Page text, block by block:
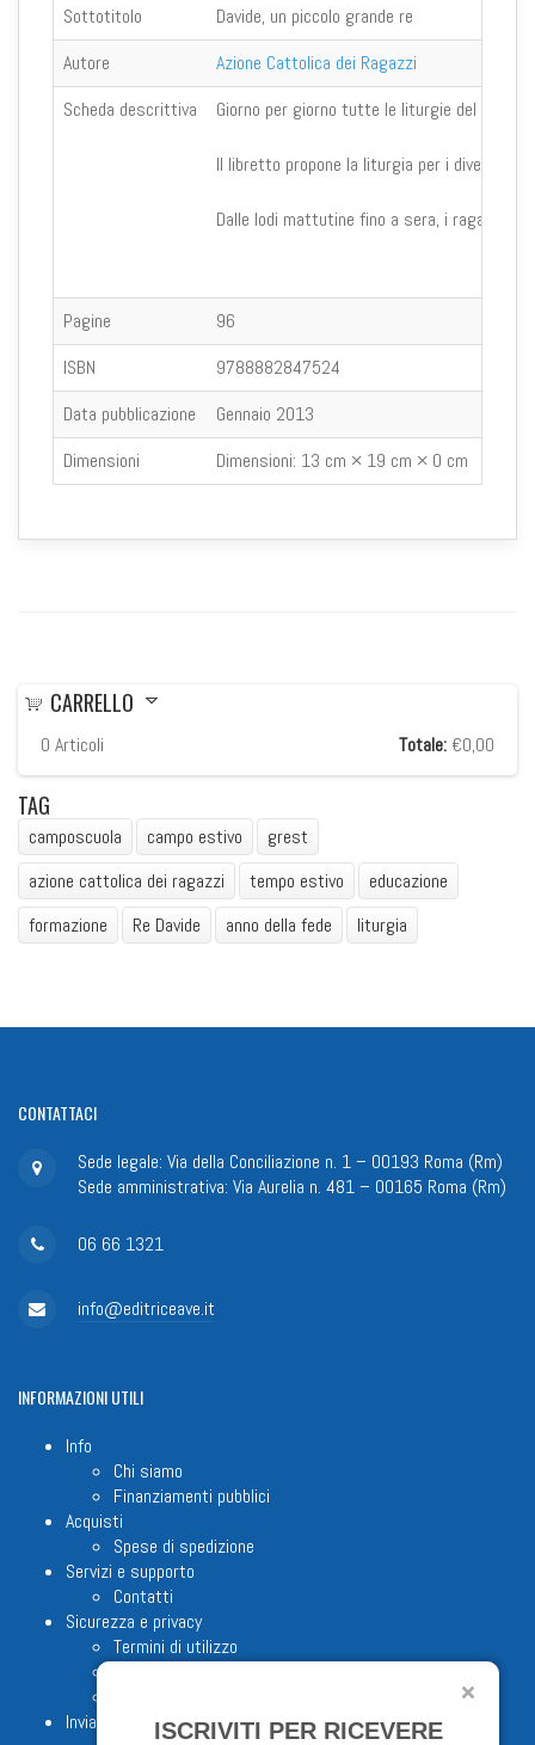
Sottotitolo
Davide, un piccolo grande re
Autore
Azione Cattolica dei Ragazzi
Scheda descrittiva
Giorno per giorno tutte le liturgie del
Il libretto propone la liturgia per i diversi
Dalle lodi mattutine fino a sera, i ragazzi
Pagine
96
ISBN
9788882847524
Data pubblicazione
Gennaio 2013
Dimensioni
Dimensioni: 13 cm × 19 cm × 0 cm
CARRELLO
0 Articoli Totale: €0,00
TAG
camposcuola campo estivo
grest
azione cattolica dei ragazzi
tempo estivo
educazione
formazione
Re Davide anno della fede liturgia
CONTATTACI
Sede legale: Via della Conciliazione n. 1 – 00193 Roma (Rm)
Sede amministrativa: Via Aurelia n. 481 – 00165 Roma (Rm)
06 66 1321
info@editriceave.it
INFORMAZIONIUTILI
Info
Chi siamo
Finanziamenti pubblici
Acquisti
Spese di spedizione
Servizi e supporto
Contatti
Sicurezza e privacy
Termini di utilizzo
Invia proposta editorialeISCRIVITI PER RICEVERE